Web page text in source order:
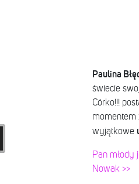
Paulina
świecie
Córko!!!
momentem
wyjątkowe
Pan młody
Nowak >>